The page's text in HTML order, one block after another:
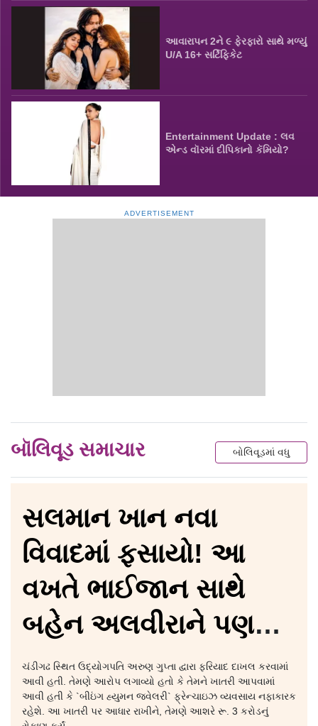
આવારાપન 2ને ૯ ફેરફારો સાથે મળ્યું
U/A 16+ સર્ટિફિકેટ
Entertainment Update : લવ
એન્ડ વૉરમાં દીપિકાનો કૅમિયો?
ADVERTISEMENT
બૉલિવૂડ સમાચાર બોલિવૂડમાં વધુ
સલમાન ખાન નવા
વિવાદમાં ફસાયો! આ
વખતે ભાઈજાન સાથે
બહેન અલવીરાને પણ
મળી નોટીસ
ચંડીગઢ સ્થિત ઉદ્યોગપતિ અરુણ ગુપ્તા દ્વારા ફરિયાદ દાખલ કરવામાં
આવી હતી. તેમણે આરોપ લગાવ્યો હતો કે તેમને ખાતરી આપવામાં
આવી હતી કે `બીઇંગ હ્યુમન જ્વેલરી` ફ્રેન્ચાઇઝ વ્યવસાય નફાકારક
રહેશે. આ ખાતરી પર આધાર રાખીને, તેમણે આશરે રૂ. 3 કરોડનું